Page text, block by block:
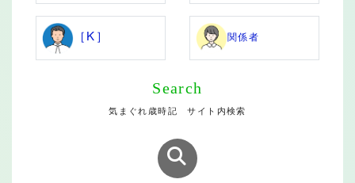
［K］ 関係者
Search
気まぐれ歳時記 サイト内検索